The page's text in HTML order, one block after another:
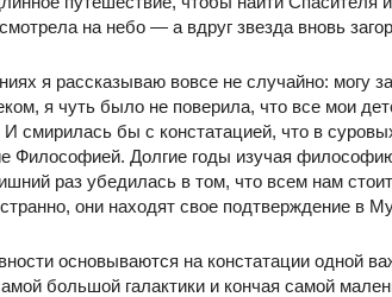
на небо — а вдруг звезда вновь
я рассказываю вовсе не случайно: могу
я чуть было не поверила, что все мои
смирилась бы с констатацией, что в
Философией. Долгие годы изучая
раз убедилась в том, что всем нам
они находят свое подтверждение в
основываются на констатации одной
большой галактики и кончая самой